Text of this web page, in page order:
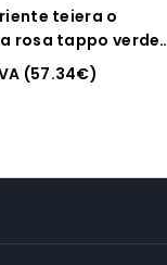
teiera o
rosa tappo verde
(57.34€)